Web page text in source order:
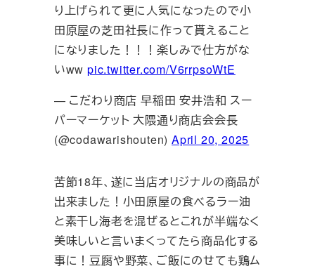
り上げられて更に人気になったので小
田原屋の芝田社長に作って貰えること
になりました！！！楽しみで仕方がな
いww pic.twitter.com/V6rrpsoWtE
— こだわり商店 早稲田 安井浩和 スー
パーマーケット 大隈通り商店会会長
(@codawarishouten) April 20, 2025
苦節18年、遂に当店オリジナルの商品が
出来ました！小田原屋の食べるラー油
と素干し海老を混ぜるとこれが半端なく
美味しいと言いまくってたら商品化する
事に！豆腐や野菜、ご飯にのせても鶏ム